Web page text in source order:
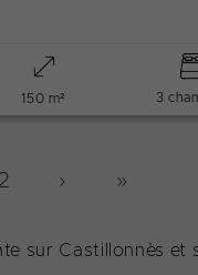
150 m² 3
› ››
sur Castillonnès et